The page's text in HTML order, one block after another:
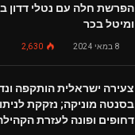
הפרשת חלה עם נטלי דדון
ומיטל בכר
8 במאי 2024 2,630
צעירה ישראלית הותקפה
בסנטה מוניקה; נזקקת
דחופים ופונה לעזרת